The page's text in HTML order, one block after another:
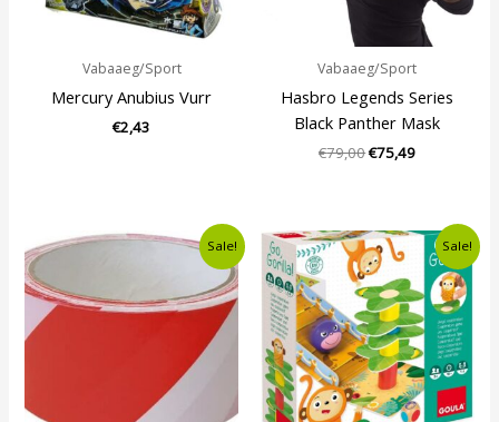
Vabaaeg/Sport
Mercury Anubius Vurr
€2,43
Vabaaeg/Sport
Hasbro Legends Series
Black Panther Mask
€79,00€75,49
Sale!
Algne
€5,00.
Current
price
€3,49.
Sale!
Algne
hind
oli:
€12,49.
Current
price
€10,99.